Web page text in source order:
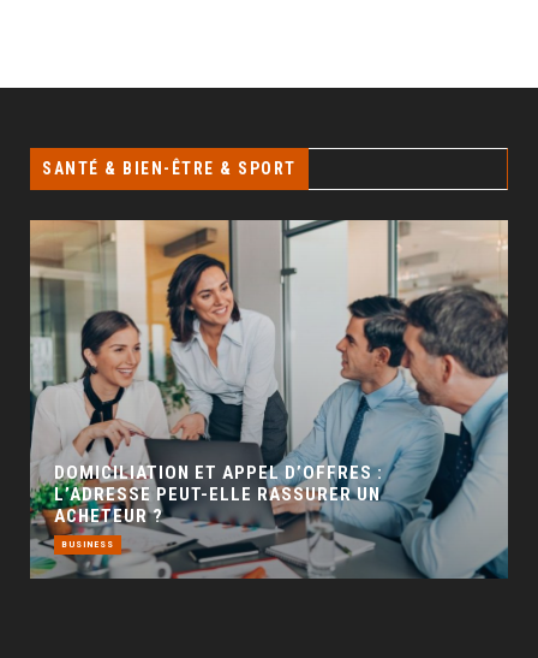
SANTÉ & BIEN-ÊTRE & SPORT
GÉO SEO : UN LEVIER INCONTOURNABLE POUR
LA VISIBILITÉ LOCALE
BUSINESS